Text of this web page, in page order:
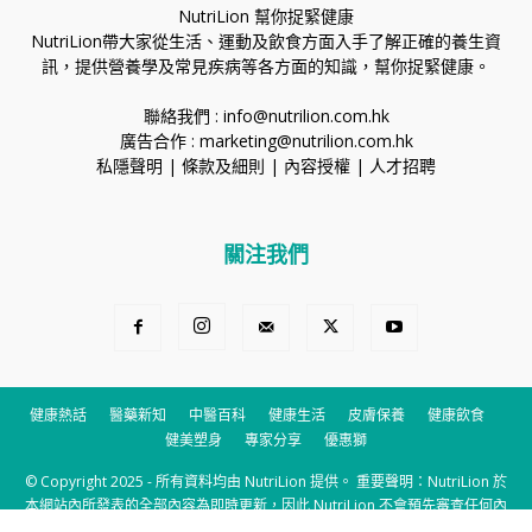
NutriLion 幫你捉緊健康
NutriLion帶大家從生活、運動及飲食方面入手了解正確的養生資
訊，提供營養學及常見疾病等各方面的知識，幫你捉緊健康。
聯絡我們 : info@nutrilion.com.hk
廣告合作 : marketing@nutrilion.com.hk
私隱聲明 | 條款及細則 | 內容授權 | 人才招聘
關注我們
健康熱話 醫藥新知 中醫百科 健康生活 皮膚保養
健康飲食
健美塑身
專家分享 優惠獅
© Copyright 2025 - 所有資料均由 NutriLion 提供。 重要聲明：NutriLion 於
本網站內所發表的全部內容為即時更新，因此 NutriLion 不會預先審查任何內